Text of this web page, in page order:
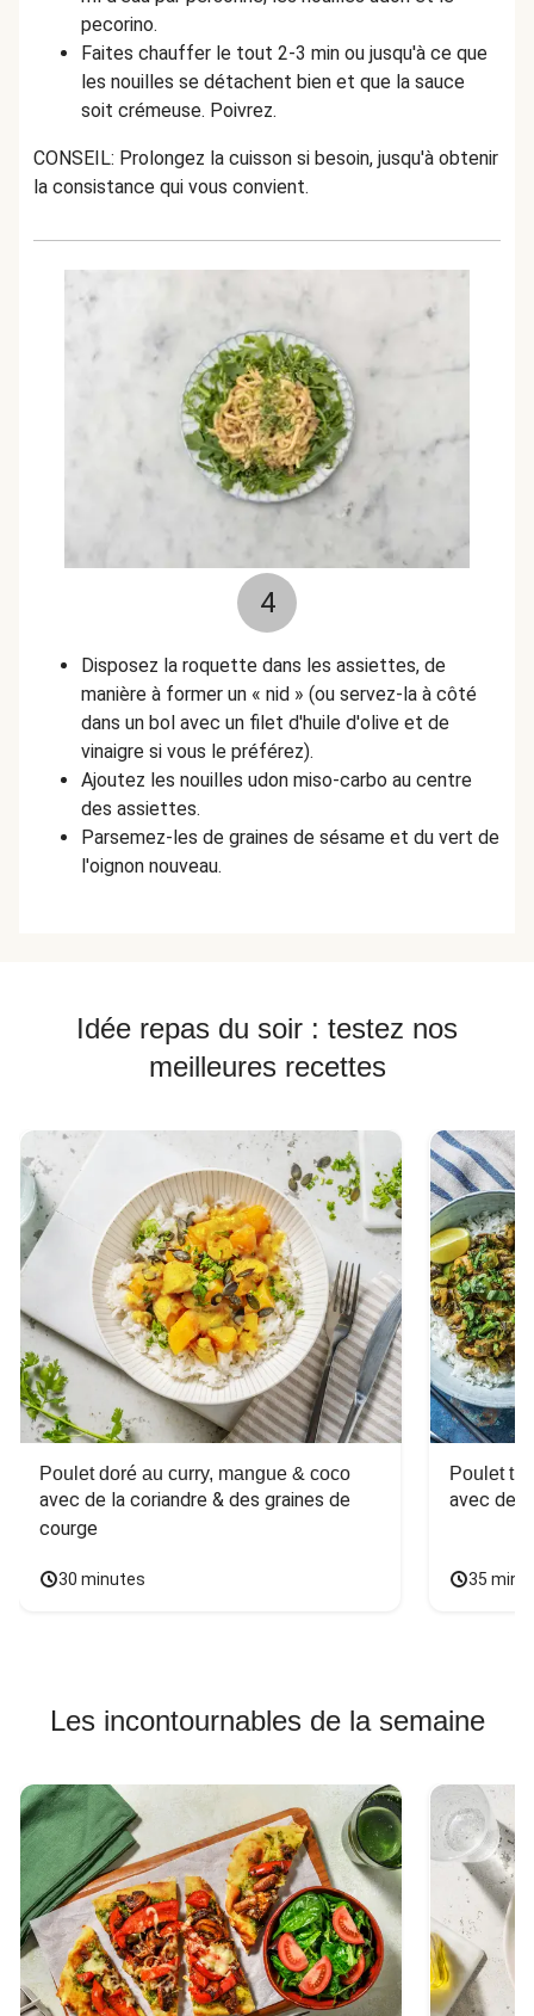
pecorino.
Faites chauffer le tout 2-3 min ou jusqu'à ce que
les nouilles se détachent bien et que la sauce
soit crémeuse. Poivrez.
CONSEIL: Prolongez la cuisson si besoin, jusqu'à obtenir
la consistance qui vous convient.
4
Disposez la roquette dans les assiettes, de
manière à former un « nid » (ou servez-la à côté
dans un bol avec un filet d'huile d'olive et de
vinaigre si vous le préférez).
Ajoutez les nouilles udon miso-carbo au centre
des assiettes.
Parsemez-les de graines de sésame et du vert de
l'oignon nouveau.
Idée repas du soir : testez nos
meilleures recettes
Poulet doré au curry, mangue & coco
avec de la coriandre & des graines de
courge
30 minutes
Poulet
avec des
35
Les incontournables de la semaine